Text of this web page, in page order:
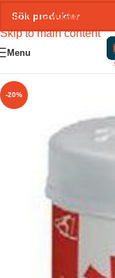
Skip to navigation
Skip to main content
Menu
-20%